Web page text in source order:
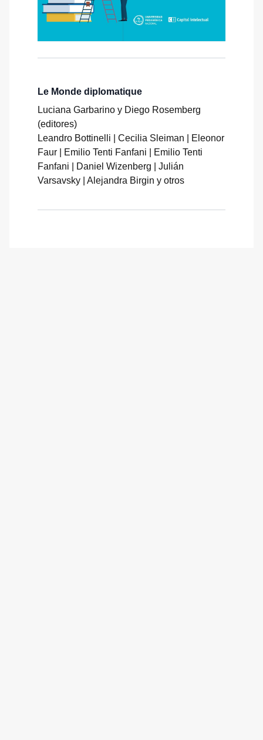
Le Monde diplomatique
Luciana Garbarino y Diego Rosemberg
(editores)
Leandro Bottinelli | Cecilia Sleiman | Eleonor
Faur | Emilio Tenti Fanfani | Emilio Tenti
Fanfani | Daniel Wizenberg | Julián
Varsavsky | Alejandra Birgin y otros